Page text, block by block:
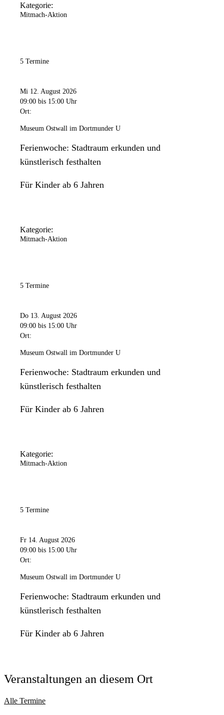
Kategorie:
Mitmach-Aktion
5 Termine
Mi 12. August 2026
09:00 bis 15:00 Uhr
Ort:
Museum Ostwall im Dortmunder U
Ferienwoche: Stadtraum erkunden und
künstlerisch festhalten
Für Kinder ab 6 Jahren
Kategorie:
Mitmach-Aktion
5 Termine
Do 13. August 2026
09:00 bis 15:00 Uhr
Ort:
Museum Ostwall im Dortmunder U
Ferienwoche: Stadtraum erkunden und
künstlerisch festhalten
Für Kinder ab 6 Jahren
Kategorie:
Mitmach-Aktion
5 Termine
Fr 14. August 2026
09:00 bis 15:00 Uhr
Ort:
Museum Ostwall im Dortmunder U
Ferienwoche: Stadtraum erkunden und
künstlerisch festhalten
Für Kinder ab 6 Jahren
Veranstaltungen an diesem Ort
Alle Termine